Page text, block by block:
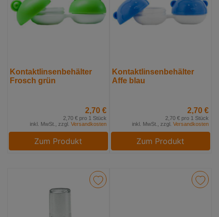
Kontaktlinsenbehälter
Frosch grün
2,70 €
2,70 € pro 1 Stück
inkl. MwSt., zzgl. Versandkosten
Zum Produkt
Kontaktlinsenbehälter
Affe blau
2,70 €
2,70 € pro 1 Stück
inkl. MwSt., zzgl. Versandkosten
Zum Produkt